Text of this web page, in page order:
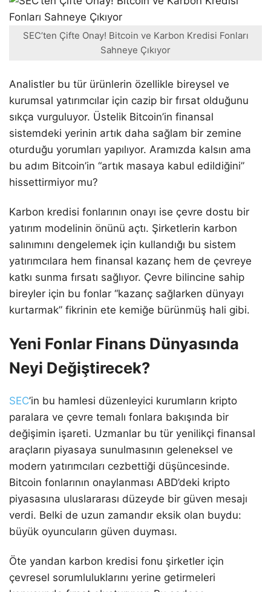
SEC’ten Çifte Onay! Bitcoin ve Karbon Kredisi Fonları
Sahneye Çıkıyor
Analistler bu tür ürünlerin özellikle bireysel ve
kurumsal yatırımcılar için cazip bir fırsat olduğunu
sıkça vurguluyor. Üstelik Bitcoin’in finansal
sistemdeki yerinin artık daha sağlam bir zemine
oturduğu yorumları yapılıyor. Aramızda kalsın ama
bu adım Bitcoin’in “artık masaya kabul edildiğini”
hissettirmiyor mu?
Karbon kredisi fonlarının onayı ise çevre dostu bir
yatırım modelinin önünü açtı. Şirketlerin karbon
salınımını dengelemek için kullandığı bu sistem
yatırımcılara hem finansal kazanç hem de çevreye
katkı sunma fırsatı sağlıyor. Çevre bilincine sahip
bireyler için bu fonlar “kazanç sağlarken dünyayı
kurtarmak” fikrinin ete kemiğe bürünmüş hali gibi.
Yeni Fonlar Finans Dünyasında
Neyi Değiştirecek?
SEC’in bu hamlesi düzenleyici kurumların kripto
paralara ve çevre temalı fonlara bakışında bir
değişimin işareti. Uzmanlar bu tür yenilikçi finansal
araçların piyasaya sunulmasının geleneksel ve
modern yatırımcıları cezbettiği düşüncesinde.
Bitcoin fonlarının onaylanması ABD’deki kripto
piyasasına uluslararası düzeyde bir güven mesajı
verdi. Belki de uzun zamandır eksik olan buydu:
büyük oyuncuların güven duyması.
Öte yandan karbon kredisi fonu şirketler için
çevresel sorumluluklarını yerine getirmeleri